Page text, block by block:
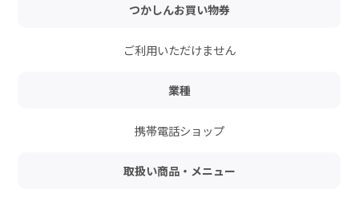
つかしんお買い物券
ご利用いただけません
業種
携帯電話ショップ
取扱い商品・メニュー